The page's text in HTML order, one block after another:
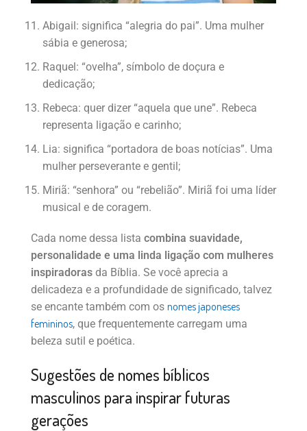
Abigail: significa “alegria do pai”. Uma mulher
sábia e generosa;
Raquel: “ovelha”, símbolo de doçura e
dedicação;
Rebeca: quer dizer “aquela que une”. Rebeca
representa ligação e carinho;
Lia: significa “portadora de boas notícias”. Uma
mulher perseverante e gentil;
Miriã: “senhora” ou “rebelião”. Miriã foi uma líder
musical e de coragem.
Cada nome dessa lista combina suavidade,
personalidade e uma linda ligação com mulheres
inspiradoras da Bíblia. Se você aprecia a
delicadeza e a profundidade de significado, talvez
se encante também com os nomes japoneses
femininos, que frequentemente carregam uma
beleza sutil e poética.
Sugestões de nomes bíblicos
masculinos para inspirar futuras
gerações